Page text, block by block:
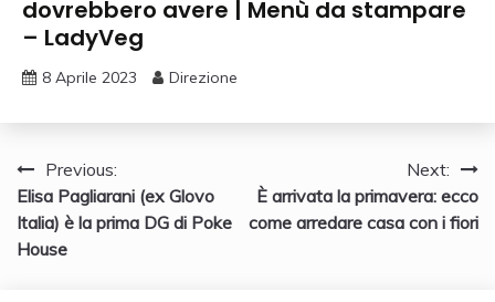
dovrebbero avere | Menù da stampare
– LadyVeg
8 Aprile 2023 Direzione
Navigazione
articoli
Previous:
Elisa Pagliarani (ex Glovo
Italia) è la prima DG di Poke
House
Next:
È arrivata la primavera: ecco
come arredare casa con i fiori